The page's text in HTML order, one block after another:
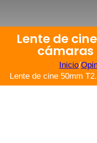
Lente de
cámaras
Inicio/
Lente de cine 50mm